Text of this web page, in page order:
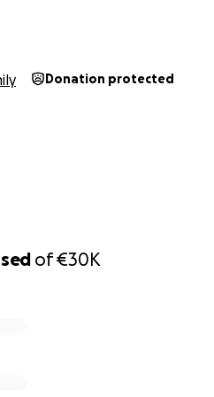
of€30K
bitte diesen Aufruf, damit
davon erfahren.
Donation protected